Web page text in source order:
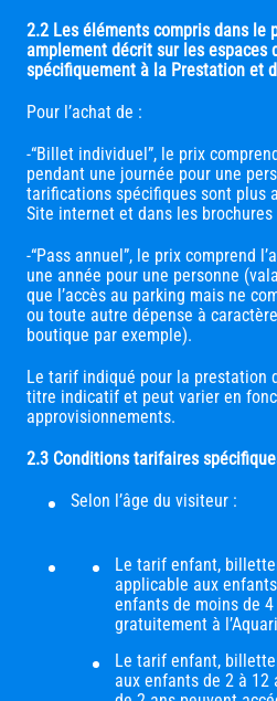
2.2 Les éléments compris dans le
amplement décrit sur les espaces
spécifiquement à la Prestation et
Pour l’achat de :
-“Billet individuel”, le prix
pendant une journée pour une
tarifications spécifiques sont plus
Site internet et dans les brochures
-“Pass annuel”, le prix comprend
une année pour une personne
que l’accès au parking mais ne
ou toute autre dépense à
boutique par exemple).
Le tarif indiqué pour la prestation
titre indicatif et peut varier en
approvisionnements.
2.3 Conditions tarifaires
Selon l’âge du visiteur :
Le tarif enfant,
applicable aux
enfants de moins de
gratuitement à
Le tarif enfant,
aux enfants de 2 à 12